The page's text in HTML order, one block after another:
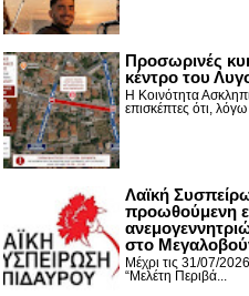
Προσωρινές
κέντρο του
Η Κοινότητα
επισκέπτες ότι,
Λαϊκή
προωθούμενη
στο
Μέχρι τις 31/07/
“Μελέτη Περιβά...